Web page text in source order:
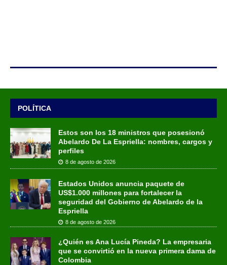
POLÍTICA
Estos son los 18 ministros que posesionó
Abelardo De La Espriella: nombres, cargos y
perfiles
8 de agosto de 2026
Estados Unidos anuncia paquete de
US$1.000 millones para fortalecer la
seguridad del Gobierno de Abelardo de la
Espriella
8 de agosto de 2026
¿Quién es Ana Lucía Pineda? La empresaria
que se convirtió en la nueva primera dama de
Colombia